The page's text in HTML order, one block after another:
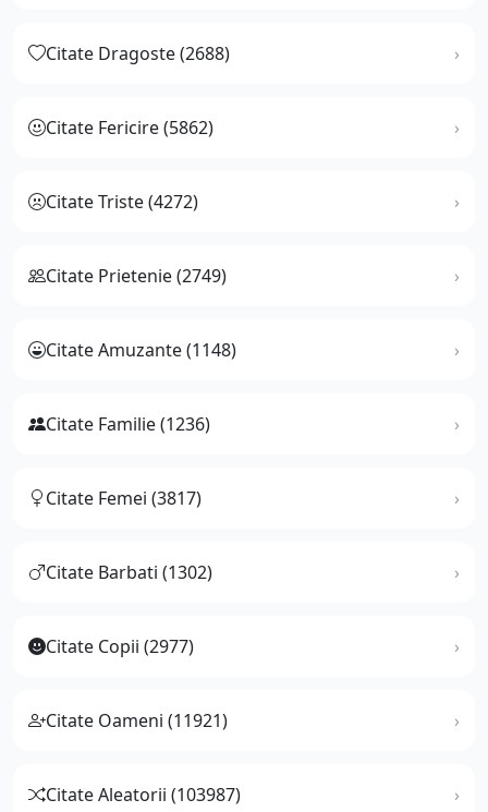
Citate Dragoste (2688)
Citate Fericire (5862)
Citate Triste (4272)
Citate Prietenie (2749)
Citate Amuzante (1148)
Citate Familie (1236)
Citate Femei (3817)
Citate Barbati (1302)
Citate Copii (2977)
Citate Oameni (11921)
Citate Aleatorii (103987)